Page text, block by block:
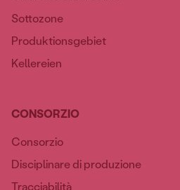
Sottozone
Produktionsgebiet
Kellereien
CONSORZIO
Consorzio
Disciplinare di produzione
Tracciabilità